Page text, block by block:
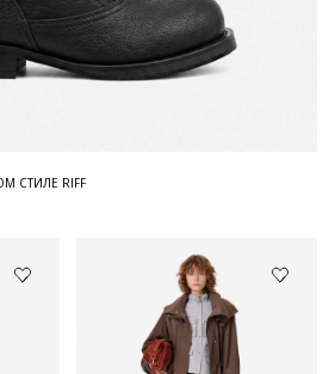
СТИЛЕ RIFF